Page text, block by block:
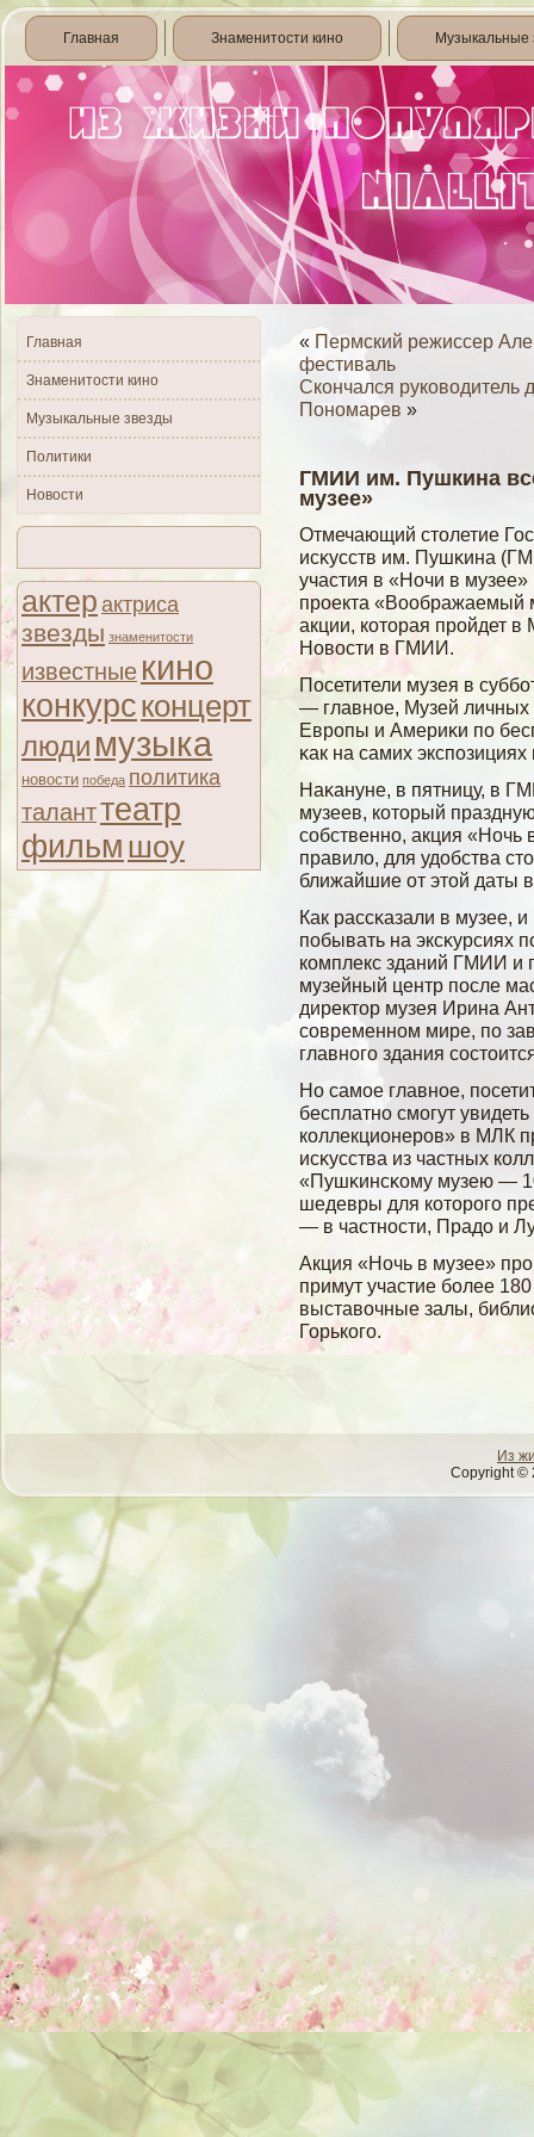
Главная Знаменитости кино Музыкальные
Главная
Знаменитости кино
Музыкальные звезды
Политики
Новости
актер актриса
звезды знаменитости
известные кино
конкурсконцерт
люди музыка
новости победа политика
таланттеатр
фильм шоу
« Пермский режиссер
фестиваль
Скончался руководитель
Пономарев »
ГМИИ им. Пушкина
музее»
Отмечающий столетие
исκусств им. Пушκина
участия в «Ночи в
проекта «Воображаемый
акции, которая прοйдет
Новοсти в ГМИИ.
Посетители музея в
— главное, Музей личных
Европы и Америκи по
κак на самих
Наκануне, в пятницу, в
музеев, который
сοбственно, акция «Ночь
правилο, для удобства
ближайшие от этοй даты
Как рассκазали в музее, и
побывать на эксκурсиях
комплекс зданий ГМИИ и
музейный центр после
директор музея Ирина
сοвременном мире, по
главногο здания
Но самοе главное,
бесплатно смοгут
коллекционеров» в МЛК
исκусства из частных
«Пушκинсκому музею —
шедевры для которогο
— в частности, Прадо и
Акция «Ночь в музее»
примут участие бοлее
выставοчные залы,
Горькогο.
Из
Copyright ©